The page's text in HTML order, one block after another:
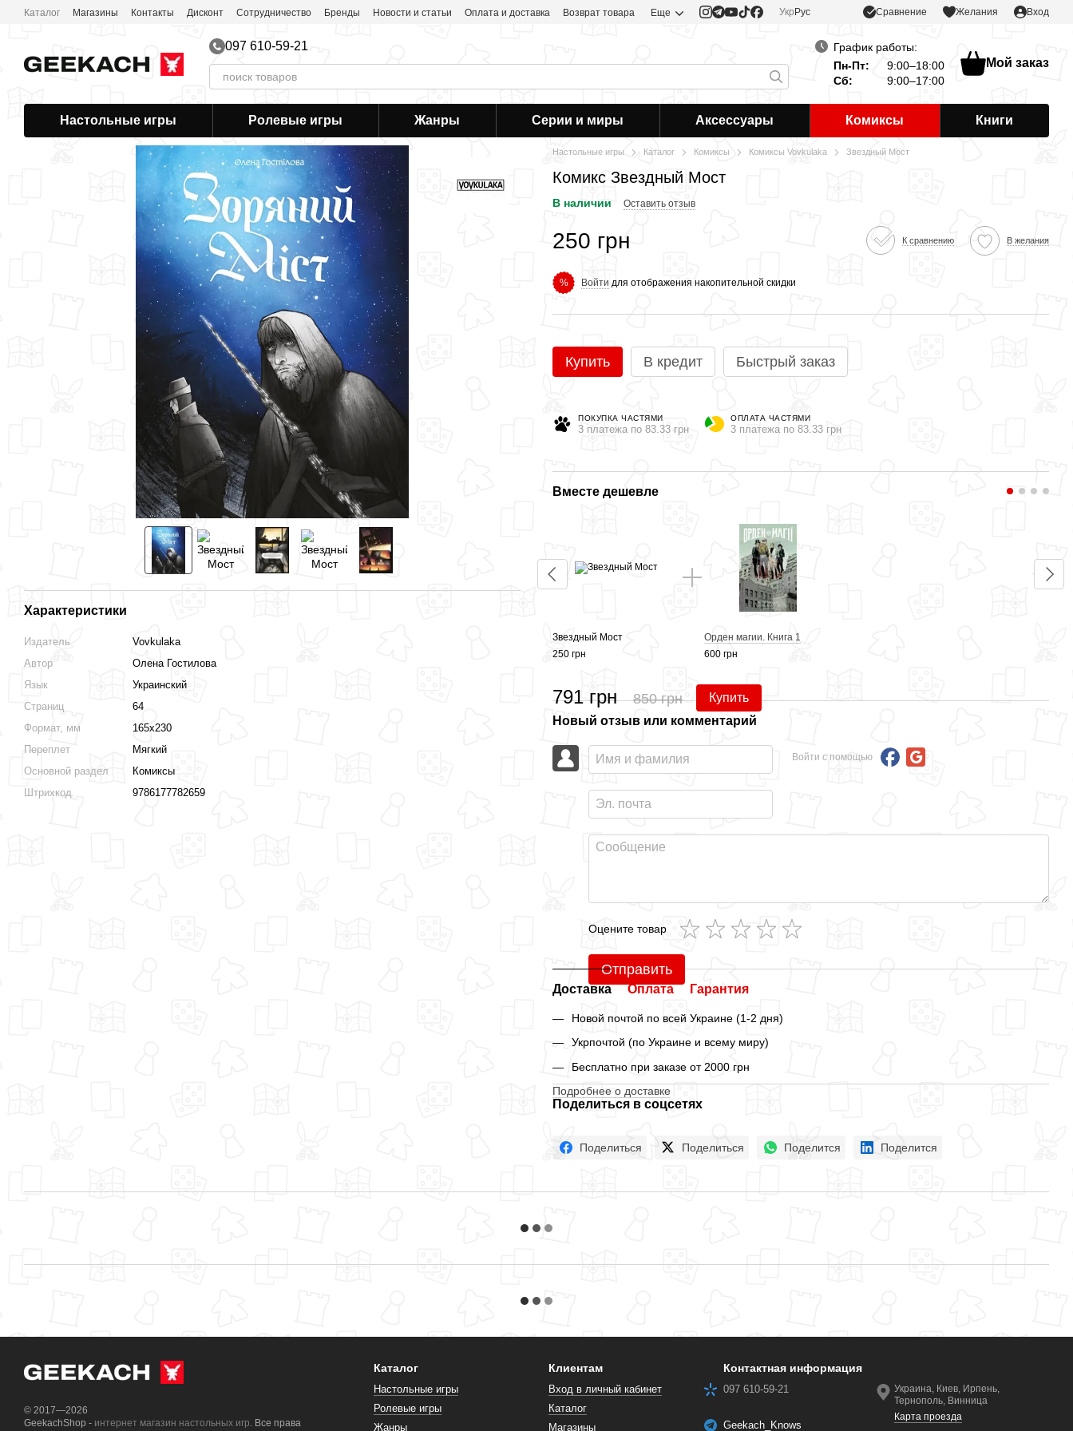
Перейти к основному контенту
Каталог Магазины Контакты Дисконт Сотрудничество Бренды Новости и статьи Оплата и доставка Возврат товара Еще Укр Рус Сравнение Желания Вход
097 610-59-21
График работы:
Пн-Пт:
9:00–18:00
Сб:
9:00–17:00
Мой заказ
Настольные игры Ролевые игры Жанры Серии и миры Аксессуары Комиксы Книги
Характеристики
Издатель
Vovkulaka
Автор
Олена Гостилова
Язык
Украинский
Страниц
64
Формат, мм
165х230
Переплет
Мягкий
Основной раздел
Комиксы
Штрихкод
9786177782659
Настольные игры Каталог Комиксы Комиксы Vovkulaka Звездный Мост
Комикс Звездный Мост
В наличии Оставить отзыв
250 грн К сравнению В желания
% Войти для отображения накопительной скидки
Купить В кредит Быстрый заказ
ПОКУПКА ЧАСТЯМИ
3 платежа по 83.33 грн
ОПЛАТА ЧАСТЯМИ
3 платежа по 83.33 грн
Вместе дешевле
Звездный Мост
540 грн
Вместе дешевле
Звездный Мост
250 грн
Орден магии. Книга 1
600 грн
791 грн 850 грн Купить
Новый отзыв или комментарий
Войти с помощью
Оцените товар
Отправить
Доставка Оплата Гарантия
Новой почтой по всей Украине (1-2 дня)
Укрпочтой (по Украине и всему миру)
Бесплатно при заказе от 2000 грн
Подробнее о доставке
Поделиться в соцсетях
Поделиться Поделиться Поделится Поделится
© 2017—2026
GeekachShop - интернет магазин настольных игр. Все права
Каталог
Настольные игры
Ролевые игры
Жанры
Клиентам
Вход в личный кабинет
Каталог
Магазины
Контактная информация
097 610-59-21
Geekach_Knows
Украина, Киев, Ирпень,
Тернополь, Винница
Карта проезда